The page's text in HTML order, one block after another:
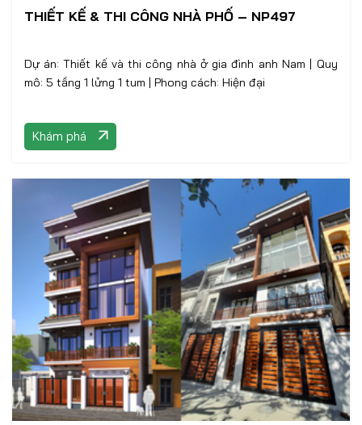
THIẾT KẾ & THI CÔNG NHÀ PHỐ – NP497
Dự án: Thiết kế và thi công nhà ở gia đình anh Nam | Quy
mô: 5 tầng 1 lửng 1 tum | Phong cách: Hiện đại
Khám phá